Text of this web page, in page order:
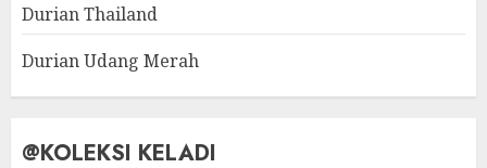
Durian Thailand
Durian Udang Merah
@KOLEKSI KELADI